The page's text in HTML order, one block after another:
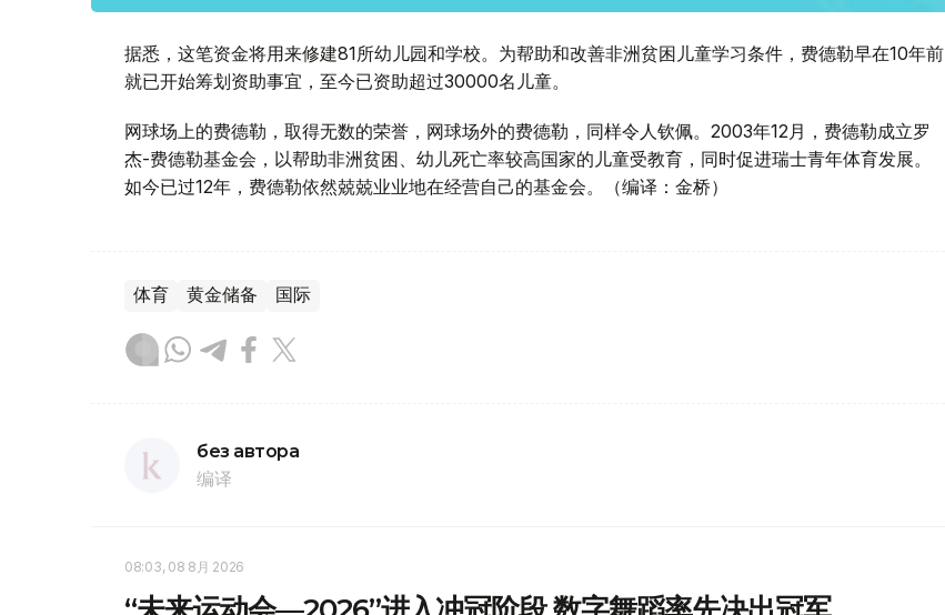
据悉，这笔资金将用来修建81所幼儿园和学校。为帮助和改善非洲贫困儿童学习条件，费德勒早在10年前
就已开始筹划资助事宜，至今已资助超过30000名儿童。
网球场上的费德勒，取得无数的荣誉，网球场外的费德勒，同样令人钦佩。2003年12月，费德勒成立罗
杰-费德勒基金会，以帮助非洲贫困、幼儿死亡率较高国家的儿童受教育，同时促进瑞士青年体育发展。
如今已过12年，费德勒依然兢兢业业地在经营自己的基金会。（编译：金桥）
体育 黄金储备 国际
без автора
编译
08:03, 08 8月 2026